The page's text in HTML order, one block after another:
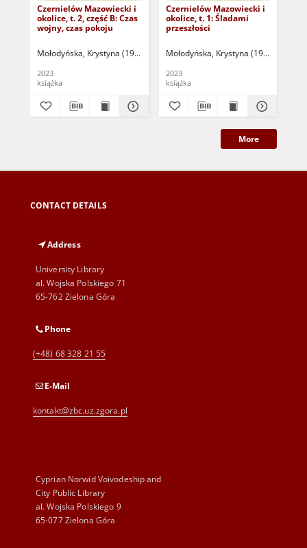
Czernielów Mazowiecki i
okolice, t. 2, część B: Czas
wojny, czas pokoju
Mołodyńska, Krystyna (1948- )
2023
książka
Czernielów Mazowiecki i
okolice, t. 1: Śladami
przeszłości
Mołodyńska, Krystyna (1948- )
2023
książka
More
CONTACT DETAILS
Address
University Library
al. Wojska Polskiego 71
65-762 Zielona Góra
Phone
(+48) 68 328 21 55
E-Mail
kontakt@zbc.uz.zgora.pl
Cyprian Norwid Voivodeship and
City Public Library
al. Wojska Polskiego 9
65-077 Zielona Góra